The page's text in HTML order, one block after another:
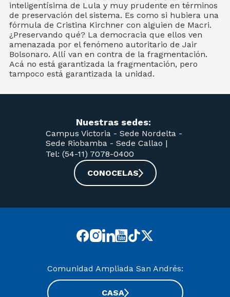
Nuestras sedes:
Campus Victoria - Sede Nordelta -
Sede Riobamba - Sede Callao |
Tel: (54-11) 7078-0400
CONOCELAS
Comunidad Ampliada San Andrés:
CASA